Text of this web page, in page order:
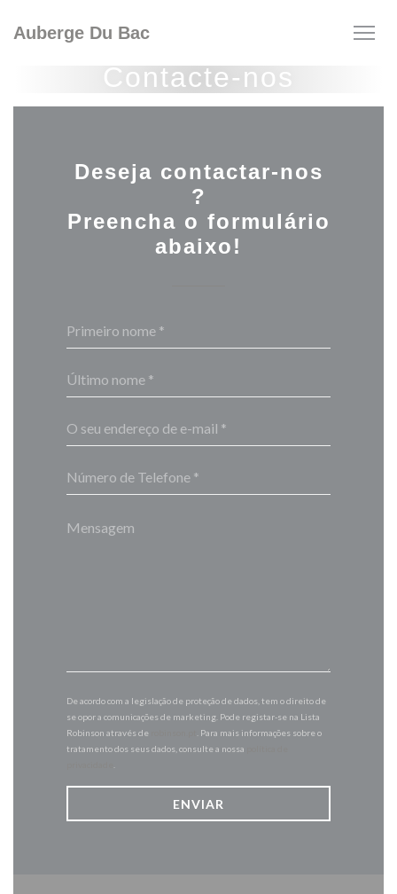
Auberge Du Bac
Contacte-nos
Deseja contactar-nos
?
Preencha o formulário
abaixo!
De acordo com a legislação de proteção de dados, tem o direito de
se opor a comunicações de marketing. Pode registar-se na Lista
Robinson através de
. Para mais informações sobre o
tratamento dos seus dados, consulte a nossa